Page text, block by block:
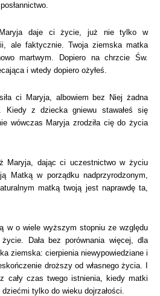
daje ci życie, już nie tylko w
ale faktycznie. Twoja ziemska matka
martwym. Dopiero na chrzcie Św.
i wtedy dopiero ożyłeś.
ci Maryja, albowiem bez Niej żadna
Kiedy z dziecka gniewu stawałeś się
wówczas Maryja zrodziła cię do życia
Maryja, dając ci uczestnictwo w życiu
Matką w porządku nadprzyrodzonym,
matką twoją jest naprawdę ta,
w o wiele wyższym stopniu ze względu
Dała bez porównania więcej, dla
ziemska: cierpienia niewypowiedziane i
droższy od własnego życia. I
cały czas twego istnienia, kiedy matki
tylko do wieku dojrzałości.